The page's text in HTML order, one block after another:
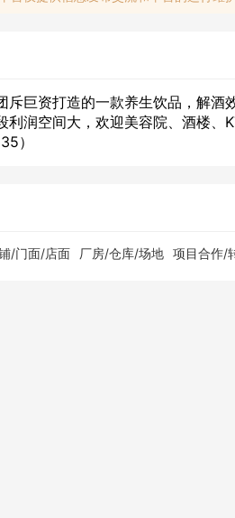
斥巨资打造的一款养生饮品，解酒
利润空间大，欢迎美容院、酒楼、
）
/门面/店面 厂房/仓库/场地 项目合作/